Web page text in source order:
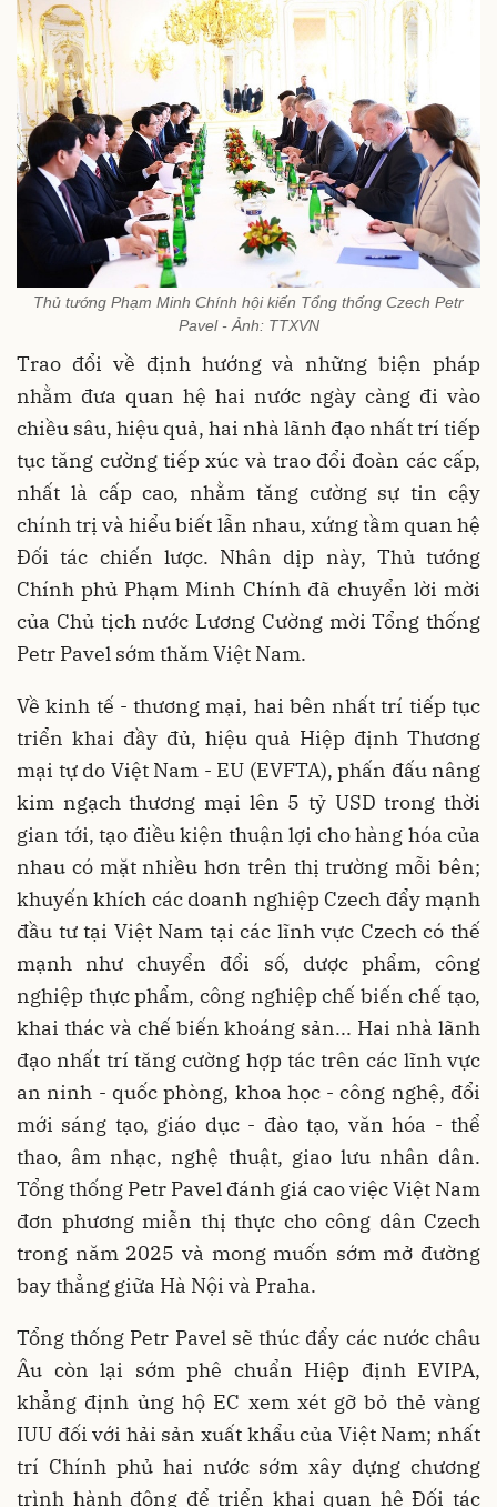
Thủ tướng Phạm Minh Chính hội kiến Tổng thống Czech Petr
Pavel - Ảnh: TTXVN
Trao đổi về định hướng và những biện pháp
nhằm đưa quan hệ hai nước ngày càng đi vào
chiều sâu, hiệu quả, hai nhà lãnh đạo nhất trí tiếp
tục tăng cường tiếp xúc và trao đổi đoàn các cấp,
nhất là cấp cao, nhằm tăng cường sự tin cậy
chính trị và hiểu biết lẫn nhau, xứng tầm quan hệ
Đối tác chiến lược. Nhân dịp này, Thủ tướng
Chính phủ Phạm Minh Chính đã chuyển lời mời
của Chủ tịch nước Lương Cường mời Tổng thống
Petr Pavel sớm thăm Việt Nam.
Về kinh tế - thương mại, hai bên nhất trí tiếp tục
triển khai đầy đủ, hiệu quả Hiệp định Thương
mại tự do Việt Nam - EU (EVFTA), phấn đấu nâng
kim ngạch thương mại lên 5 tỷ USD trong thời
gian tới, tạo điều kiện thuận lợi cho hàng hóa của
nhau có mặt nhiều hơn trên thị trường mỗi bên;
khuyến khích các doanh nghiệp Czech đẩy mạnh
đầu tư tại Việt Nam tại các lĩnh vực Czech có thế
mạnh như chuyển đổi số, dược phẩm, công
nghiệp thực phẩm, công nghiệp chế biến chế tạo,
khai thác và chế biến khoáng sản... Hai nhà lãnh
đạo nhất trí tăng cường hợp tác trên các lĩnh vực
an ninh - quốc phòng, khoa học - công nghệ, đổi
mới sáng tạo, giáo dục - đào tạo, văn hóa - thể
thao, âm nhạc, nghệ thuật, giao lưu nhân dân.
Tổng thống Petr Pavel đánh giá cao việc Việt Nam
đơn phương miễn thị thực cho công dân Czech
trong năm 2025 và mong muốn sớm mở đường
bay thẳng giữa Hà Nội và Praha.
Tổng thống Petr Pavel sẽ thúc đẩy các nước châu
Âu còn lại sớm phê chuẩn Hiệp định EVIPA,
khẳng định ủng hộ EC xem xét gỡ bỏ thẻ vàng
IUU đối với hải sản xuất khẩu của Việt Nam; nhất
trí Chính phủ hai nước sớm xây dựng chương
trình hành động để triển khai quan hệ Đối tác